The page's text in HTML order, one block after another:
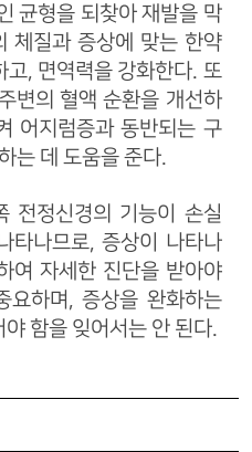
균형을 되찾아 재발을 막
체질과 증상에 맞는 한약
, 면역력을 강화한다. 또
변의 혈액 순환을 개선하
어지럼증과 동반되는 구
는 데 도움을 준다.
전정신경의 기능이 손실
타나므로, 증상이 나타나
여 자세한 진단을 받아야
요하며, 증상을 완화하는
함을 잊어서는 안 된다.